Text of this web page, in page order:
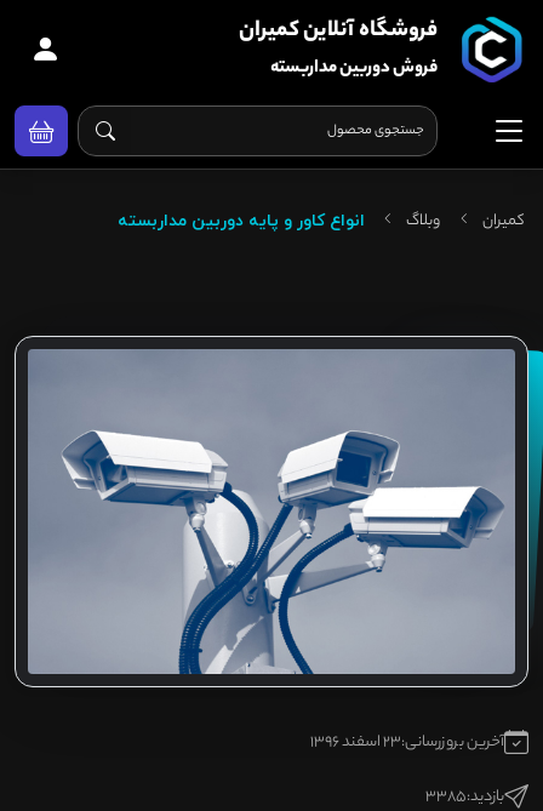
فروشگاه آنلاین کمیران
فروش دوربین مداربسته
کمیران وبلاگ انواع کاور و پایه دوربین مداربسته
آخرین بروزرسانی:23 اسفند 1396
بازدید:3385